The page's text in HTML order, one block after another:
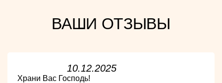
ВАШИ ОТЗЫВЫ
10.12.2025
Храни Вас Господь!